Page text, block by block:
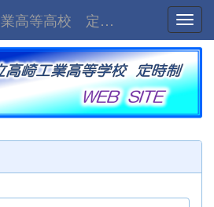
群馬県立高崎工業高等高校 定時制